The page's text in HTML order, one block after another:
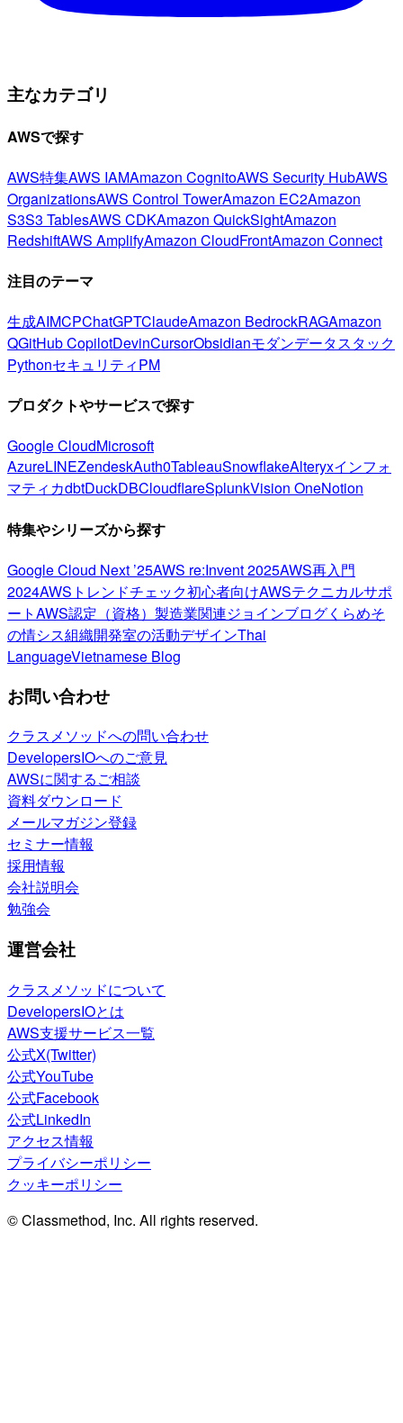
主なカテゴリ
AWSで探す
AWS特集AWS IAMAmazon CognitoAWS Security HubAWS
OrganizationsAWS Control TowerAmazon EC2Amazon
S3S3 TablesAWS CDKAmazon QuickSightAmazon
RedshiftAWS AmplifyAmazon CloudFrontAmazon Connect
注目のテーマ
生成AIMCPChatGPTClaudeAmazon BedrockRAGAmazon
QGitHub CopilotDevinCursorObsidianモダンデータスタック
PythonセキュリティPM
プロダクトやサービスで探す
Google CloudMicrosoft
AzureLINEZendeskAuth0TableauSnowflakeAlteryxインフォ
マティカdbtDuckDBCloudflareSplunkVision OneNotion
特集やシリーズから探す
Google Cloud Next ’25AWS re:Invent 2025AWS再入門
2024AWSトレンドチェック初心者向けAWSテクニカルサポ
ートAWS認定（資格） 製造業関連ジョインブログくらめそ
の情シス組織開発室の活動デザインThai
LanguageVietnamese Blog
お問い合わせ
クラスメソッドへの問い合わせ
DevelopersIOへのご意見
AWSに関するご相談
資料ダウンロード
メールマガジン登録
セミナー情報
採用情報
会社説明会
勉強会
運営会社
クラスメソッドについて
DevelopersIOとは
AWS支援サービス一覧
公式X(Twitter)
公式YouTube
公式Facebook
公式LinkedIn
アクセス情報
プライバシーポリシー
クッキーポリシー
© Classmethod, Inc. All rights reserved.